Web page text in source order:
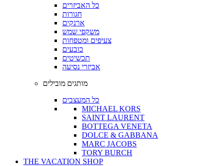
כל האביזרים
חגורות
ארנקים
משקפי שמש
צעיפים ומטפחות
כובעים
תכשיטים
אביזרי נסיעה
מותגים מובילים
כל המעצבים
MICHAEL KORS
SAINT LAURENT
BOTTEGA VENETA
DOLCE & GABBANA
MARC JACOBS
TORY BURCH
THE VACATION SHOP